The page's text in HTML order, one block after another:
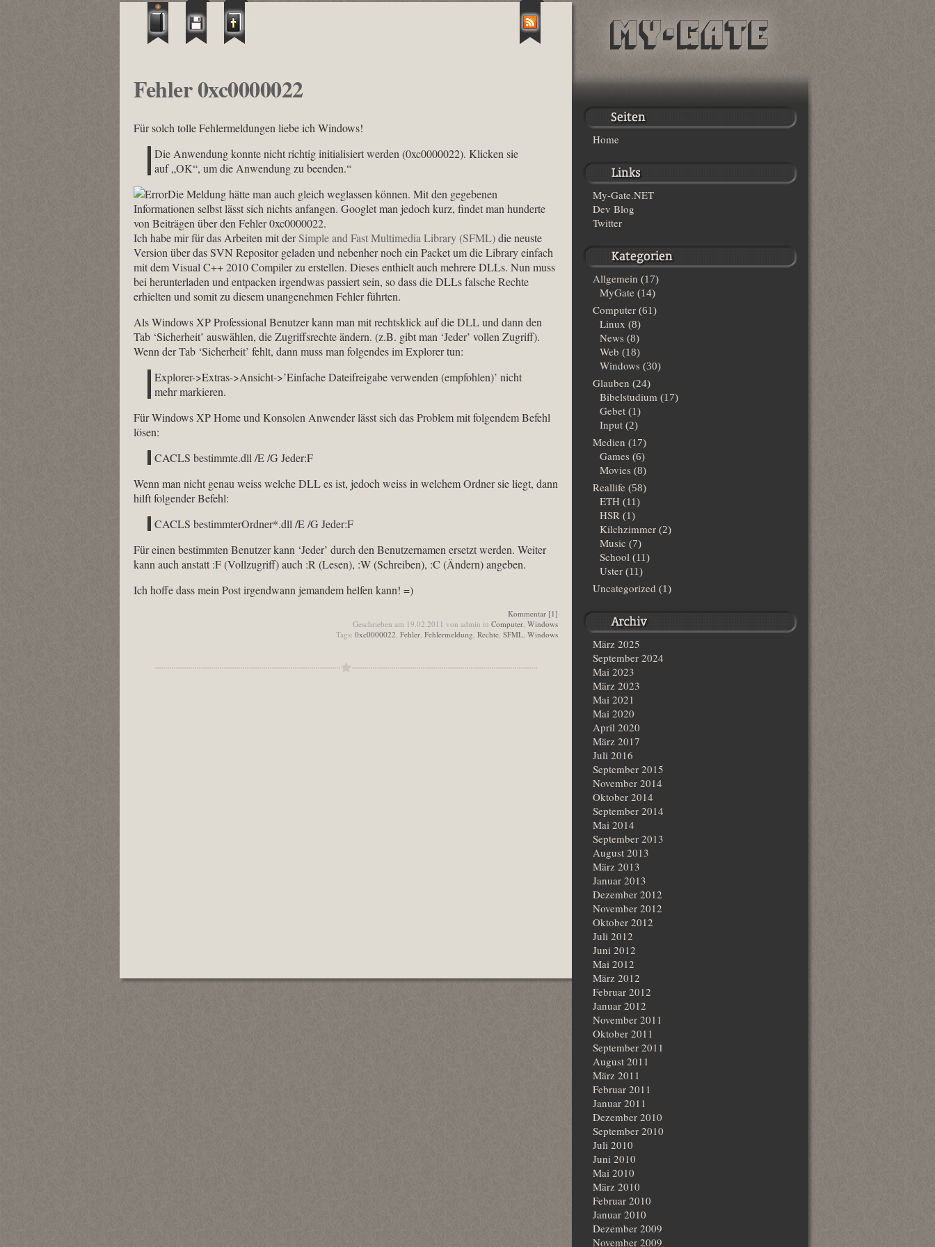
Fehler 0xc0000022
Für solch tolle Fehlermeldungen liebe ich Windows!
Die Anwendung konnte nicht richtig initialisiert werden (0xc0000022). Klicken sie
auf „OK“, um die Anwendung zu beenden.“
Die Meldung hätte man auch gleich weglassen können. Mit den gegebenen
Informationen selbst lässt sich nichts anfangen. Googlet man jedoch kurz, findet man hunderte
von Beiträgen über den Fehler 0xc0000022.
Ich habe mir für das Arbeiten mit derSimple and Fast Multimedia Library (SFML)die neuste
Version über das SVN Repositor geladen und nebenher noch ein Packet um die Library einfach
mit dem Visual C++ 2010 Compiler zu erstellen. Dieses enthielt auch mehrere DLLs. Nun muss
bei herunterladen und entpacken irgendwas passiert sein, so dass die DLLs falsche Rechte
erhielten und somit zu diesem unangenehmen Fehler führten.
Als Windows XP Professional Benutzer kann man mit rechtsklick auf die DLL und dann den
Tab ‘Sicherheit’ auswählen, die Zugriffsrechte ändern. (z.B. gibt man ‘Jeder’ vollen Zugriff).
Wenn der Tab ‘Sicherheit’ fehlt, dann muss man folgendes im Explorer tun:
Explorer->Extras->Ansicht->’Einfache Dateifreigabe verwenden (empfohlen)’ nicht
mehr markieren.
Für Windows XP Home und Konsolen Anwender lässt sich das Problem mit folgendem Befehl
lösen:
CACLS bestimmte.dll /E /G Jeder:F
Wenn man nicht genau weiss welche DLL es ist, jedoch weiss in welchem Ordner sie liegt, dann
hilft folgender Befehl:
CACLS bestimmterOrdner*.dll /E /G Jeder:F
Für einen bestimmten Benutzer kann ‘Jeder’ durch den Benutzernamen ersetzt werden. Weiter
kann auch anstatt :F (Vollzugriff) auch :R (Lesen), :W (Schreiben), :C (Ändern) angeben.
Ich hoffe dass mein Post irgendwann jemandem helfen kann! =)
Kommentar [1]
Geschrieben am 19.02.2011 von admin in Computer Windows
Tags: 0xc0000022 Fehler Fehlermeldung Rechte SFML Windows
Home
My-Gate.NET
Dev Blog
Twitter
Allgemein (17)
MyGate (14)
Computer (61)
Linux (8)
News (8)
Web (18)
Windows (30)
Glauben (24)
Bibelstudium (17)
Gebet (1)
Input (2)
Medien (17)
Games (6)
Movies (8)
Reallife (58)
ETH (11)
HSR (1)
Kilchzimmer (2)
Music (7)
School (11)
Uster (11)
Uncategorized (1)
März 2025
September 2024
Mai 2023
März 2023
Mai 2021
Mai 2020
April 2020
März 2017
Juli 2016
September 2015
November 2014
Oktober 2014
September 2014
Mai 2014
September 2013
August 2013
März 2013
Januar 2013
Dezember 2012
November 2012
Oktober 2012
Juli 2012
Juni 2012
Mai 2012
März 2012
Februar 2012
Januar 2012
November 2011
Oktober 2011
September 2011
August 2011
März 2011
Februar 2011
Januar 2011
Dezember 2010
September 2010
Juli 2010
Juni 2010
Mai 2010
März 2010
Februar 2010
Januar 2010
Dezember 2009
November 2009